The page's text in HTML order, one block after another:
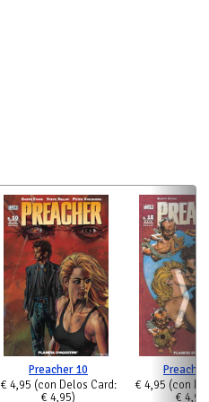
Preacher 10
€ 4,95 (con Delos Card:
€ 4,95)
Preacher
€ 4,95 (con
€ 4,95)